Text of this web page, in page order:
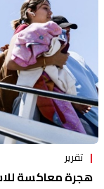
تقرير
هجرة معاكسة